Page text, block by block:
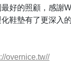
好的照顧，感謝
鞋墊有了更深入的
overnice.tw//